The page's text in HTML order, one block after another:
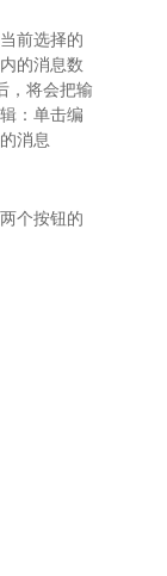
前选择的
的消息数
，将会把输
：单击编
消息
个按钮的